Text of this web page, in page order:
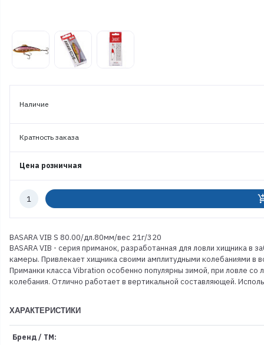
Наличие
Кратность заказа
Цена розничная
Количество
BASARA VIB S 80.00/дл.80мм/вес 21г/320
BASARA VIB - серия приманок, разработанная для ловли хищника
камеры. Привлекает хищника своими амплитудными колебаниями в
Приманки класса Vibration особенно популярны зимой, при ловле
колебания. Отлично работает в вертикальной составляющей.
ХАРАКТЕРИСТИКИ
Бренд / ТМ: